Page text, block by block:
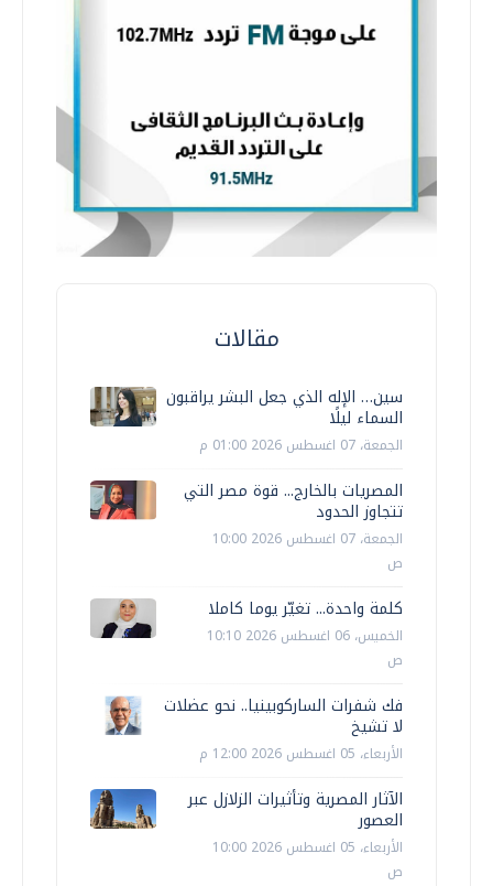
مقالات
سين… الإله الذي جعل البشر يراقبون
السماء ليلًا
الجمعة، 07 اغسطس 2026 01:00 م
المصريات بالخارج... قوة مصر التي
تتجاوز الحدود
الجمعة، 07 اغسطس 2026 10:00
ص
كلمة واحدة... تغيّر يوما كاملا
الخميس، 06 اغسطس 2026 10:10
ص
فك شفرات الساركوبينيا.. نحو عضلات
لا تشيخ
الأربعاء، 05 اغسطس 2026 12:00 م
الآثار المصرية وتأثيرات الزلازل عبر
العصور
الأربعاء، 05 اغسطس 2026 10:00
ص